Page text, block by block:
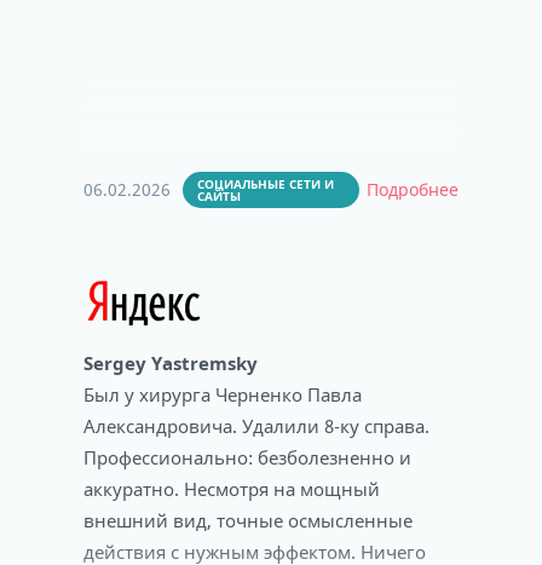
06.02.2026 СОЦИАЛЬНЫЕ СЕТИ И
САЙТЫ Подробнее
Sergey Yastremsky
Был у хирурга Черненко Павла
Александровича. Удалили 8-ку справа.
Профессионально: безболезненно и
аккуратно. Несмотря на мощный
внешний вид, точные осмысленные
действия с нужным эффектом. Ничего